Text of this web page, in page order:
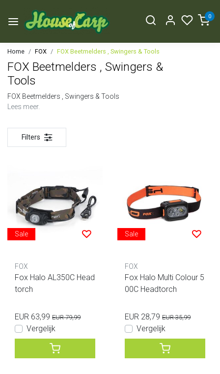
0
Home FOX FOX Beetmelders , Swingers & Tools
FOX Beetmelders , Swingers &
Tools
FOX Beetmelders , Swingers & Tools
Lees meer.
Filters
Sale
FOX
Fox Halo AL350C Head
torch
EUR 63,99 EUR 79,99
Vergelijk
Sale
FOX
Fox Halo Multi Colour 5
00C Headtorch
EUR 28,79 EUR 35,99
Vergelijk